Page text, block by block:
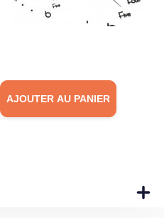
AJOUTER AU PANIER